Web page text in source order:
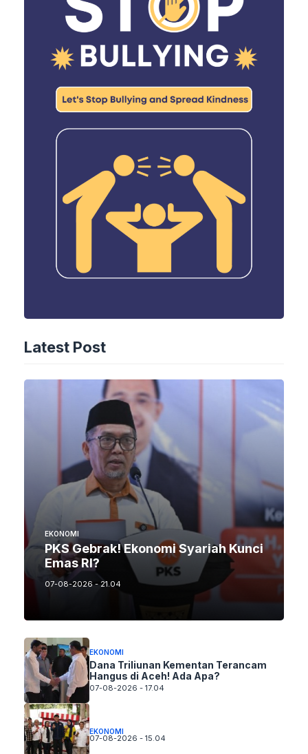
Latest Post
EKONOMI
PKS Gebrak! Ekonomi Syariah Kunci
Emas RI?
07-08-2026 - 21.04
EKONOMI
Dana Triliunan Kementan Terancam
Hangus di Aceh! Ada Apa?
07-08-2026 - 17.04
EKONOMI
07-08-2026 - 15.04